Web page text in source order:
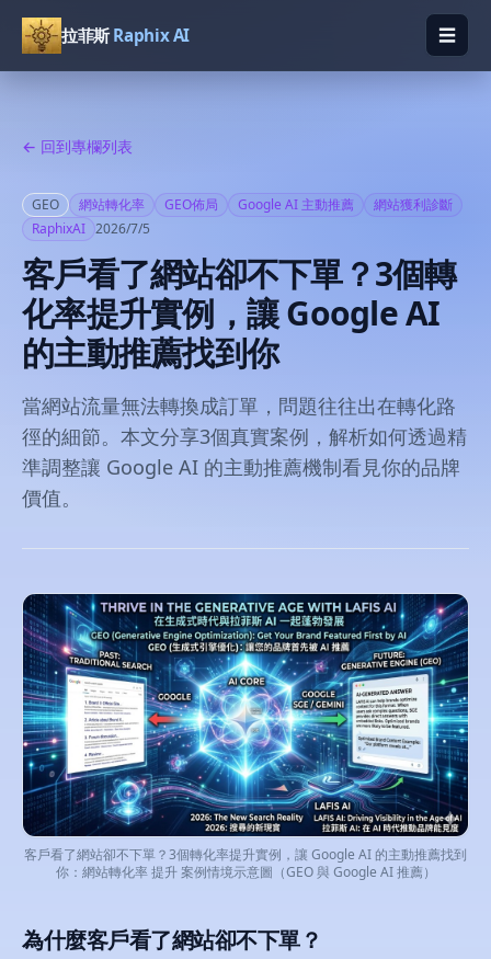
拉菲斯Raphix AI ☰開啟
← 回到專欄列表
GEO 網站轉化率 GEO佈局 Google AI 主動推薦
網站獲利診斷
RaphixAI 2026/7/5
客戶看了網站卻不下單？3個轉
化率提升實例，讓 Google AI
的主動推薦找到你
當網站流量無法轉換成訂單，問題往往出在轉化路
徑的細節。本文分享3個真實案例，解析如何透過精
準調整讓 Google AI 的主動推薦機制看見你的品牌
價值。
客戶看了網站卻不下單？3個轉化率提升實例，讓 Google AI 的主動推薦找到
你：網站轉化率 提升 案例情境示意圖（GEO 與 Google AI 推薦）
為什麼客戶看了網站卻不下單？